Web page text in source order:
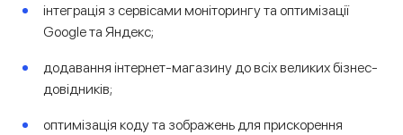
інтеграція з сервісами моніторингу та оптимізації
Google та Яндекс;
додавання інтернет-магазину до всіх великих бізнес-
довідників;
оптимізація коду та зображень для прискорення